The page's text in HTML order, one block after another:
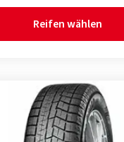
Reifen wählen